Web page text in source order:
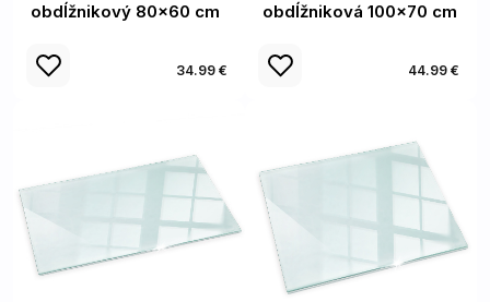
obdĺžnikový 80x60 cm
34.99 €
obdĺžniková 100x70 cm
44.99 €